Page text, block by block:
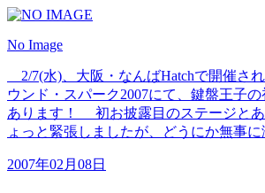
No Image
2/7(水)、大阪・なんばHatchで開催さ
ウンド・スパーク2007にて、鍵盤王子
あります！ 初お披露目のステージとあ
ょっと緊張しましたが、どうにか無事
2007年02月08日